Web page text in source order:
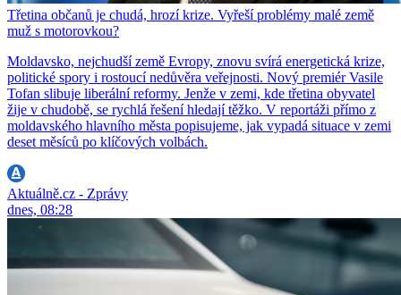
Třetina občanů je chudá, hrozí krize. Vyřeší problémy malé země
muž s motorovkou?
Moldavsko, nejchudší země Evropy, znovu svírá energetická krize,
politické spory i rostoucí nedůvěra veřejnosti. Nový premiér Vasile
Tofan slibuje liberální reformy. Jenže v zemi, kde třetina obyvatel
žije v chudobě, se rychlá řešení hledají těžko. V reportáži přímo z
moldavského hlavního města popisujeme, jak vypadá situace v zemi
deset měsíců po klíčových volbách.
Aktuálně.cz - Zprávy
dnes, 08:28